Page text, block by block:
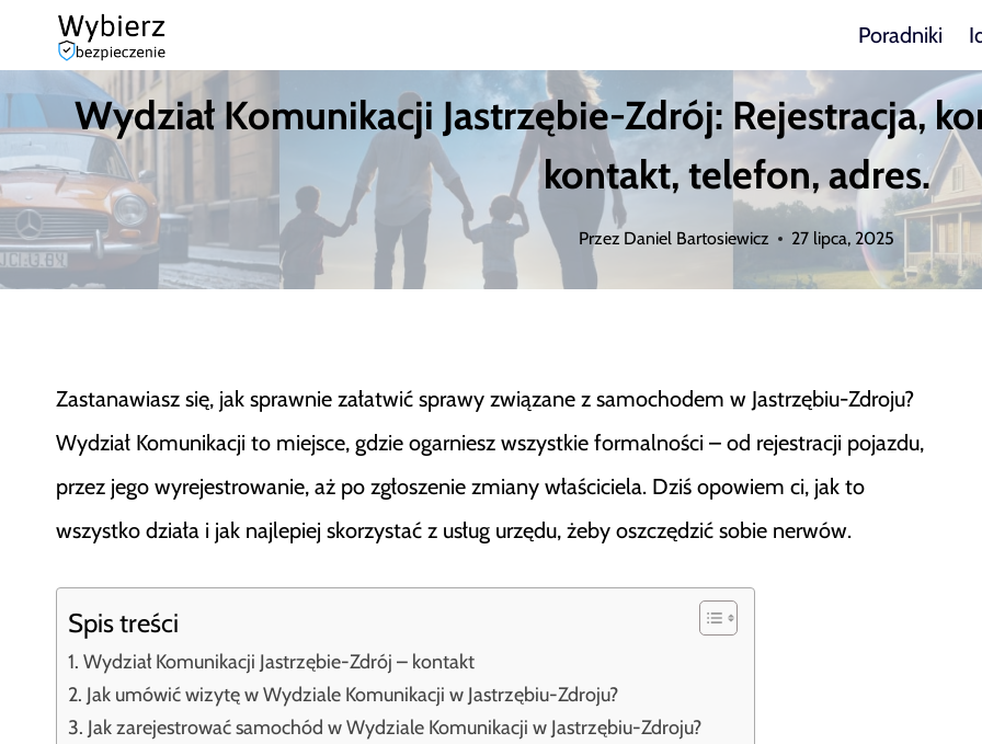
Przejdź
do
treści
Poradniki
Wydział Komunikacji Jastrzębie-Zdrój: Rejestracja,
kontakt, telefon, adres.
Przez Daniel Bartosiewicz 27 lipca, 2025
Zastanawiasz się, jak sprawnie załatwić sprawy związane z samochodem w Jastrzębiu-Zdroju?
Wydział Komunikacji to miejsce, gdzie ogarniesz wszystkie formalności – od rejestracji pojazdu,
przez jego wyrejestrowanie, aż po zgłoszenie zmiany właściciela. Dziś opowiem ci, jak to
wszystko działa i jak najlepiej skorzystać z usług urzędu, żeby oszczędzić sobie nerwów.
Spis treści
Wydział Komunikacji Jastrzębie-Zdrój – kontakt
Jak umówić wizytę w Wydziale Komunikacji w Jastrzębiu-Zdroju?
Jak zarejestrować samochód w Wydziale Komunikacji w Jastrzębiu-Zdroju?